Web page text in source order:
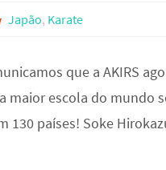
Japão, Karate
que a AKIRS
maior escola do mundo
países! Soke